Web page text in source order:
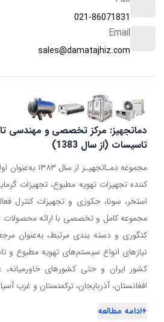
021-86071831
Email
sales@damatajhiz.com
دماتجهیز: مرکز تخصصی و مهندسی
تاسیسات (از سال 1383)
مجموعه
کننده تجهیزات تهویه مطبوع، تجهیزات
استخر، سونا، جکوزی و تجهیزات کنترل
کتگوری و دسته بندی مرتبط، به‌عنوان
نیازهای انواع سیستم‌های تهویه مطبوع و
کشور ایران و حتی کشورهای خاورمیانه،
افغانستان، آذربایجان، ترکمنستان و غرب
+ادامه مطالعه